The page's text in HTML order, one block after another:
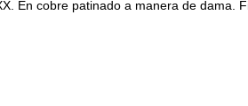
En cobre patinado a manera de dama.